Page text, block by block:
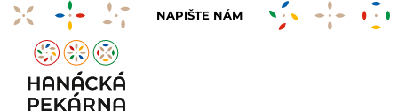
NAPIŠTE NÁM